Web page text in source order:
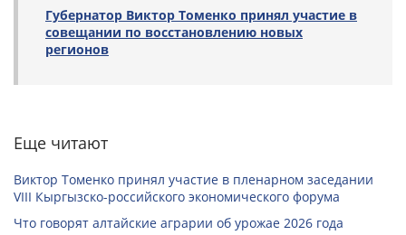
Губернатор Виктор Томенко принял участие в
совещании по восстановлению новых
регионов
Еще читают
Виктор Томенко принял участие в пленарном заседании
VIII Кыргызско-российского экономического форума
Что говорят алтайские аграрии об урожае 2026 года